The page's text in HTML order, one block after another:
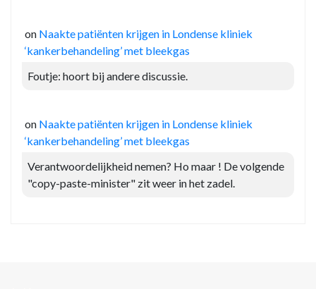
on Naakte patiënten krijgen in Londense kliniek
‘kankerbehandeling’ met bleekgas
Foutje: hoort bij andere discussie.
on Naakte patiënten krijgen in Londense kliniek
‘kankerbehandeling’ met bleekgas
Verantwoordelijkheid nemen? Ho maar ! De volgende
"copy-paste-minister" zit weer in het zadel.